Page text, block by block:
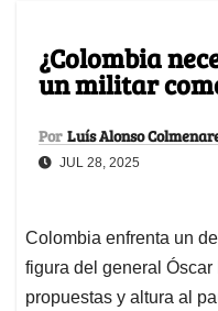
¿Colombia
un militar
Por Luís Alonso
JUL 28, 2025
Colombia enfrenta un
figura del general
propuestas y altura al